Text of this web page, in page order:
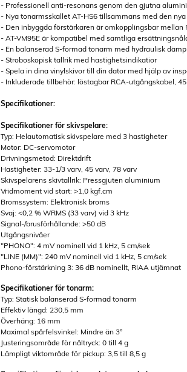
- Professionell anti-resonans genom den gjutna
- Nya tonarmsskallet AT-HS6 tillsammans med den
- Den inbyggda förstärkaren är omkopplingsbar mellan
- AT-VM95E är kompatibel med samtliga
- En balanserad S-formad tonarm med hydraulisk
- Stroboskopisk tallrik med hastighetsindikatior
- Spela in dina vinylskivor till din dator med hjälp av
- Inkluderade tillbehör: löstagbar RCA-utgångskabel,
Specifikationer:
Specifikationer för skivspelare:
Typ: Helautomatisk skivspelare med 3 hastigheter
Motor: DC-servomotor
Drivningsmetod: Direktdrift
Hastigheter: 33-1/3 varv, 45 varv, 78 varv
Skivspelarens skivtallrik: Pressgjuten aluminium
Vridmoment vid start: >1,0 kgf.cm
Bromssystem: Elektronisk broms
Svaj: <0,2 % WRMS (33 varv) vid 3 kHz
Signal-/brusförhållande: >50 dB
Utgångsnivåer
"PHONO": 4 mV nominell vid 1 kHz, 5 cm/sek
"LINE (MM)": 240 mV nominell vid 1 kHz, 5 cm/sek
Phono-förstärkning 3: 36 dB nominellt, RIAA utjämnat
Specifikationer för tonarm:
Typ: Statisk balanserad S-formad tonarm
Effektiv längd: 230,5 mm
Överhäng: 16 mm
Maximal spårfelsvinkel: Mindre än 3°
Justeringsområde för nåltryck: 0 till 4 g
Lämpligt viktområde för pickup: 3,5 till 8,5 g